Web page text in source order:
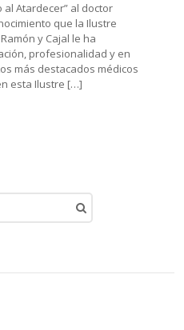
al Atardecer” al doctor
que la Ilustre
y Cajal le ha
profesionalidad y en
más destacados médicos
esta Ilustre […]